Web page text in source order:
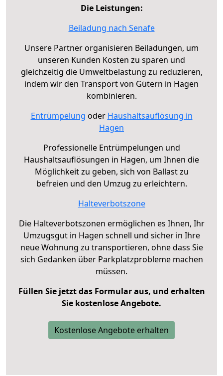
Die Leistungen:
Beiladung nach Senafe
Unsere Partner organisieren Beiladungen, um
unseren Kunden Kosten zu sparen und
gleichzeitig die Umweltbelastung zu reduzieren,
indem wir den Transport von Gütern in Hagen
kombinieren.
Entrümpelung oder Haushaltsauflösung in
Hagen
Professionelle Entrümpelungen und
Haushaltsauflösungen in Hagen, um Ihnen die
Möglichkeit zu geben, sich von Ballast zu
befreien und den Umzug zu erleichtern.
Halteverbotszone
Die Halteverbotszonen ermöglichen es Ihnen, Ihr
Umzugsgut in Hagen schnell und sicher in Ihre
neue Wohnung zu transportieren, ohne dass Sie
sich Gedanken über Parkplatzprobleme machen
müssen.
Füllen Sie jetzt das Formular aus, und erhalten
Sie kostenlose Angebote.
Kostenlose Angebote erhalten